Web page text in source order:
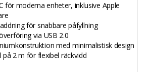
för moderna enheter, inklusive Apple
för snabbare påfyllning
via USB 2.0
med minimalistisk design
på 2 m för flexibel räckvidd